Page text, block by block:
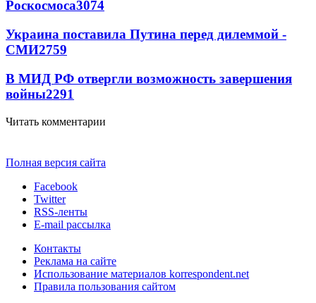
Роскосмоса3074
Украина поставила Путина перед дилеммой -
СМИ2759
В МИД РФ отвергли возможность завершения
войны2291
Читать комментарии
Полная версия сайта
Facebook
Twitter
RSS-ленты
E-mail рассылка
Контакты
Реклама на сайте
Использование материалов korrespondent.net
Правила пользования сайтом